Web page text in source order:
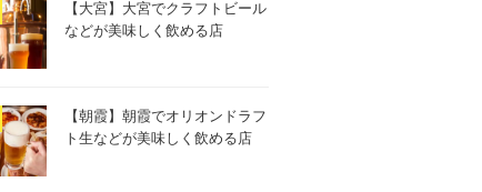
【大宮】大宮でクラフトビール
などが美味しく飲める店
【朝霞】朝霞でオリオンドラフ
ト生などが美味しく飲める店